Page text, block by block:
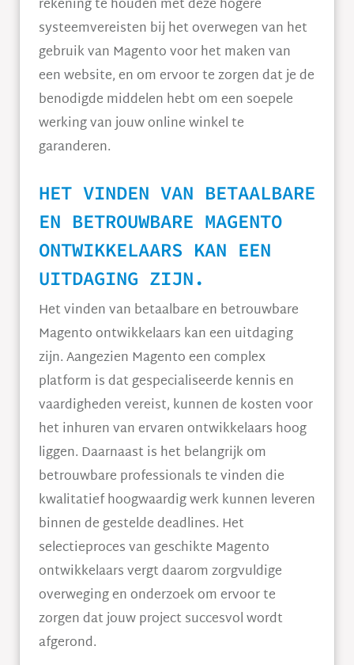
rekening te houden met deze hogere
systeemvereisten bij het overwegen van het
gebruik van Magento voor het maken van
een website, en om ervoor te zorgen dat je de
benodigde middelen hebt om een soepele
werking van jouw online winkel te
garanderen.
HET VINDEN VAN BETAALBARE
EN BETROUWBARE MAGENTO
ONTWIKKELAARS KAN EEN
UITDAGING ZIJN.
Het vinden van betaalbare en betrouwbare
Magento ontwikkelaars kan een uitdaging
zijn. Aangezien Magento een complex
platform is dat gespecialiseerde kennis en
vaardigheden vereist, kunnen de kosten voor
het inhuren van ervaren ontwikkelaars hoog
liggen. Daarnaast is het belangrijk om
betrouwbare professionals te vinden die
kwalitatief hoogwaardig werk kunnen leveren
binnen de gestelde deadlines. Het
selectieproces van geschikte Magento
ontwikkelaars vergt daarom zorgvuldige
overweging en onderzoek om ervoor te
zorgen dat jouw project succesvol wordt
afgerond.